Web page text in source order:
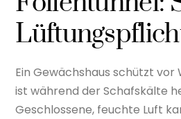
Ein Gewächshaus schützt vor
ist während der Schafskälte
Geschlossene, feuchte Luft